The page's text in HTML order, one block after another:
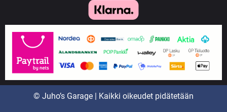
© Juho’s Garage | Kaikki oikeudet pidätetään